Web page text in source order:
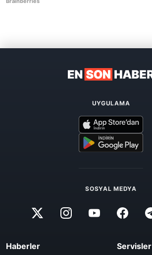
UYGULAMA
SOSYAL MEDYA
Haberler Servisler